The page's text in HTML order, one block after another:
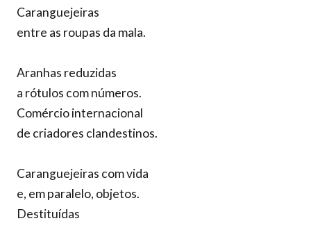
Caranguejeiras
entre as roupas da mala.
Aranhas reduzidas
a rótulos com números.
Comércio internacional
de criadores clandestinos.
Caranguejeiras com vida
e, em paralelo, objetos.
Destituídas